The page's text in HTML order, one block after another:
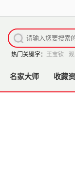
热门关键字： 王宝钦
名家大师 收藏